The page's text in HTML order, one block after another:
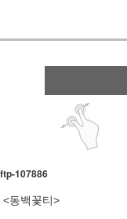
ftp- 107886
<동백꽃티>